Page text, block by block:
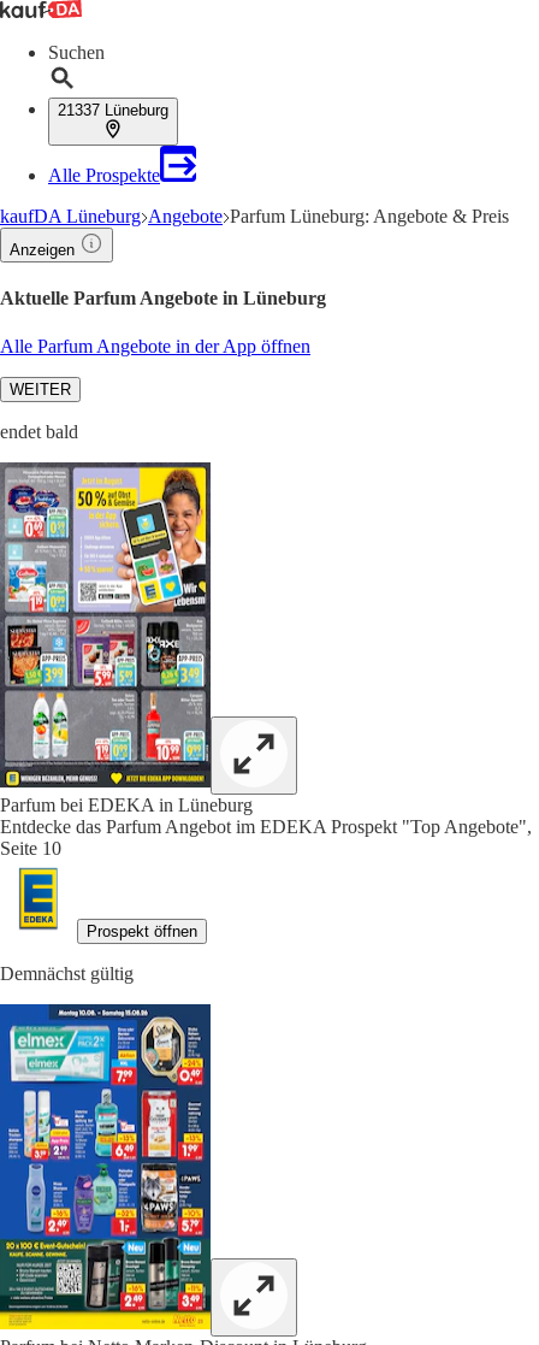
Suchen
21337 Lüneburg
Alle Prospekte
kaufDA Lüneburg Angebote Parfum Lüneburg: Angebote & Preis
Anzeigen
Aktuelle Parfum Angebote in Lüneburg
Alle Parfum Angebote in der App öffnen
WEITER
endet bald
Parfum bei EDEKA in Lüneburg
Entdecke das Parfum Angebot im EDEKA Prospekt "Top Angebote",
Seite 10
Prospekt öffnen
Demnächst gültig